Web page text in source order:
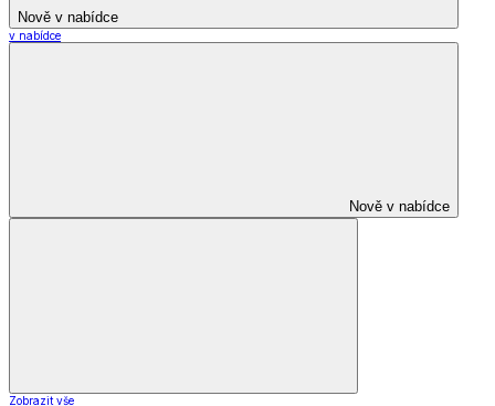
Nově v nabídce
v nabídce
Nově v nabídce
Zobrazit vše